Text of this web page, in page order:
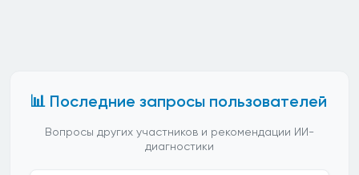
📊 Последние запросы пользователей
Вопросы других участников и рекомендации ИИ-
диагностики